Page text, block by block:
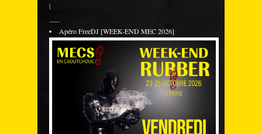
|
Apéro FreeDJ [WEEK-END MEC 2026]